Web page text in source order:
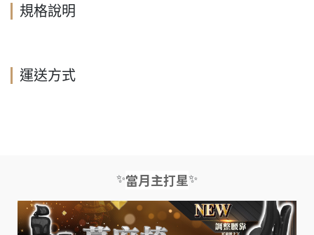
規格說明
運送方式
✨當月主打星✨